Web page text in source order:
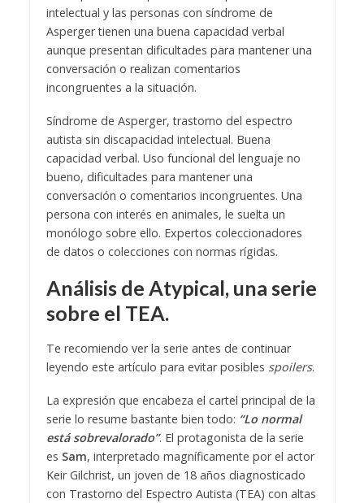
intelectual y las personas con síndrome de
Asperger tienen una buena capacidad verbal
aunque presentan dificultades para mantener una
conversación o realizan comentarios
incongruentes a la situación.
Síndrome de Asperger, trastorno del espectro
autista sin discapacidad intelectual. Buena
capacidad verbal. Uso funcional del lenguaje no
bueno, dificultades para mantener una
conversación o comentarios incongruentes. Una
persona con interés en animales, le suelta un
monólogo sobre ello. Expertos coleccionadores
de datos o colecciones con normas rígidas.
Análisis de Atypical, una serie
sobre el TEA.
Te recomiendo ver la serie antes de continuar
leyendo este artículo para evitar posibles spoilers.
La expresión que encabeza el cartel principal de la
serie lo resume bastante bien todo: “Lo normal
está sobrevalorado”. El protagonista de la serie
es Sam, interpretado magníficamente por el actor
Keir Gilchrist, un joven de 18 años diagnosticado
con Trastorno del Espectro Autista (TEA) con altas